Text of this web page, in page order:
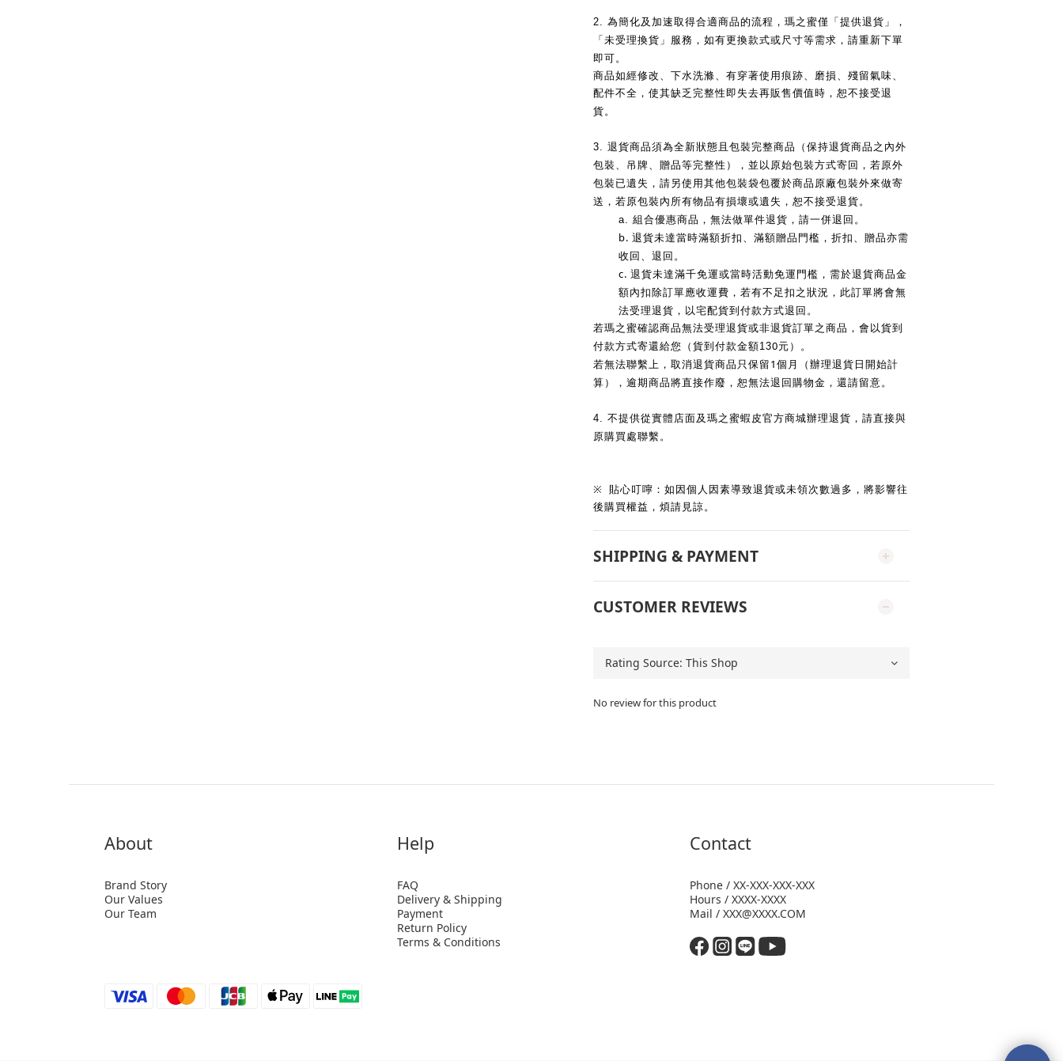
2. 為簡化及加速取得合適商品的流程，瑪之蜜僅「提供退貨」，
「未受理換貨」服務，如有更換款式或尺寸等需求，請重新下單
即可。
商品如經修改、下水洗滌、有穿著使用痕跡、磨損、殘留氣味、
配件不全，使其缺乏完整性即失去再販售價值時，恕不接受退
貨。
3. 退貨商品須為全新狀態且包裝完整商品（保持退貨商品之內外
包裝、吊牌、贈品等完整性），並以原始包裝方式寄回，若原外
包裝已遺失，請另使用其他包裝袋包覆於商品原廠包裝外來做寄
送，若原包裝內所有物品有損壞或遺失，恕不接受退貨。
a. 組合優惠商品，無法做單件退貨，請一併退回。
b. 退貨未達當時滿額折扣、滿額贈品門檻，折扣、贈品亦需
收回、退回。
c. 退貨未達滿千免運或當時活動免運門檻，需於退貨商品金
額內扣除訂單應收運費，若有不足扣之狀況，此訂單將會無
法受理退貨，以宅配貨到付款方式退回。
若瑪之蜜確認商品無法受理退貨或非退貨訂單之商品，會以貨到
付款方式寄還給您（貨到付款金額130元）。
若無法聯繫上，取消退貨商品只保留 1 個月（辦理退貨日開始計
算），逾期商品將直接作廢，恕無法退回購物金，還請留意。
4. 不提供從實體店面及瑪之蜜蝦皮官方商城辦理退貨，請直接與
原購買處聯繫。
※
貼心叮嚀：如因個人因素導致退貨或未領次數過多，將影響往
後購買權益，煩請見諒。
SHIPPING & PAYMENT
CUSTOMER REVIEWS
No review for this product
About
Brand Story
Our Values
Our Team
Help
FAQ
Delivery & Shipping
Payment
Return Policy
Terms & Conditions
Contact
Phone / XX-XXX-XXX-XXX
Hours / XXXX-XXXX
Mail / XXX@XXXX.COM